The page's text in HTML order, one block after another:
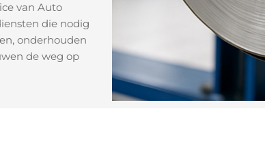
van Auto
die nodig
onderhouden
de weg op